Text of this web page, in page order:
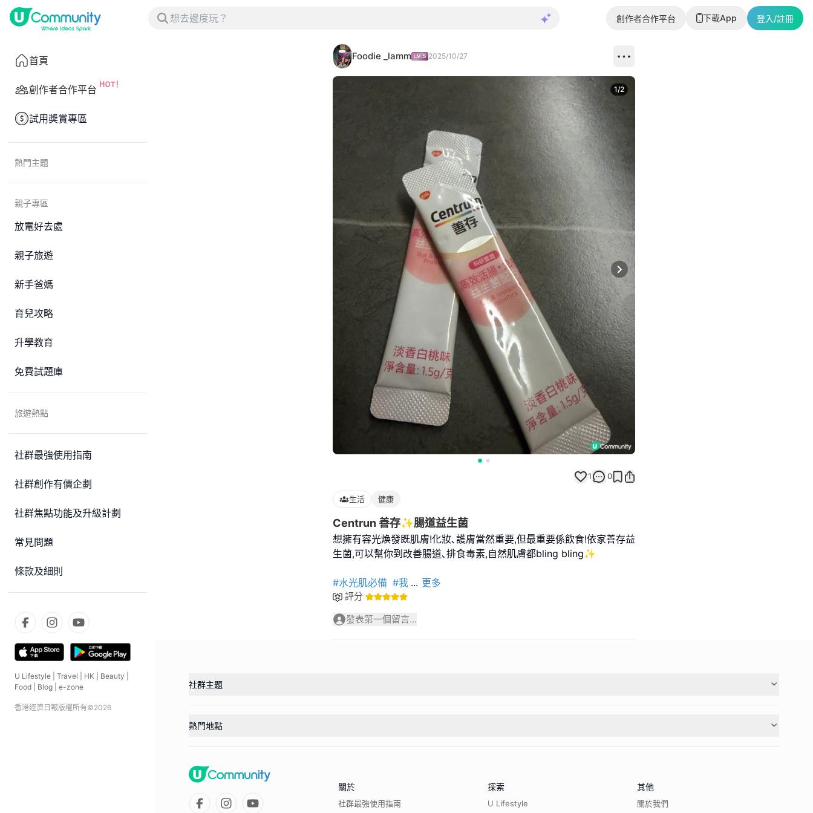
創作者合作平台 下載App 登入/註冊
首頁
創作者合作平台
試用獎賞專區
熱門主題
親子專區
放電好去處
親子旅遊
新手爸媽
育兒攻略
升學教育
免費試題庫
旅遊熱點
社群最強使用指南
社群創作有價企劃
社群焦點功能及升級計劃
常見問題
條款及細則
U Lifestyle Travel HK Beauty
Food
Blog e-zone
香港經濟日報版權所有©2026
Foodie _lamm 2025/10/27
Next slide
1/2
1 0
生活 健康
Centrun 善存✨腸道益生菌
想擁有容光煥發既肌膚!化妝､護膚當然重要,但最重要係飲食!依家善存益
生菌,可以幫你到改善腸道､排食毒素,自然肌膚都bling bling✨
#水光肌必備 #我 ... 更多
評分
發表第一個留言...
社群主題
熱門地點
關於
社群最強使用指南
探索
U Lifestyle
其他
關於我們